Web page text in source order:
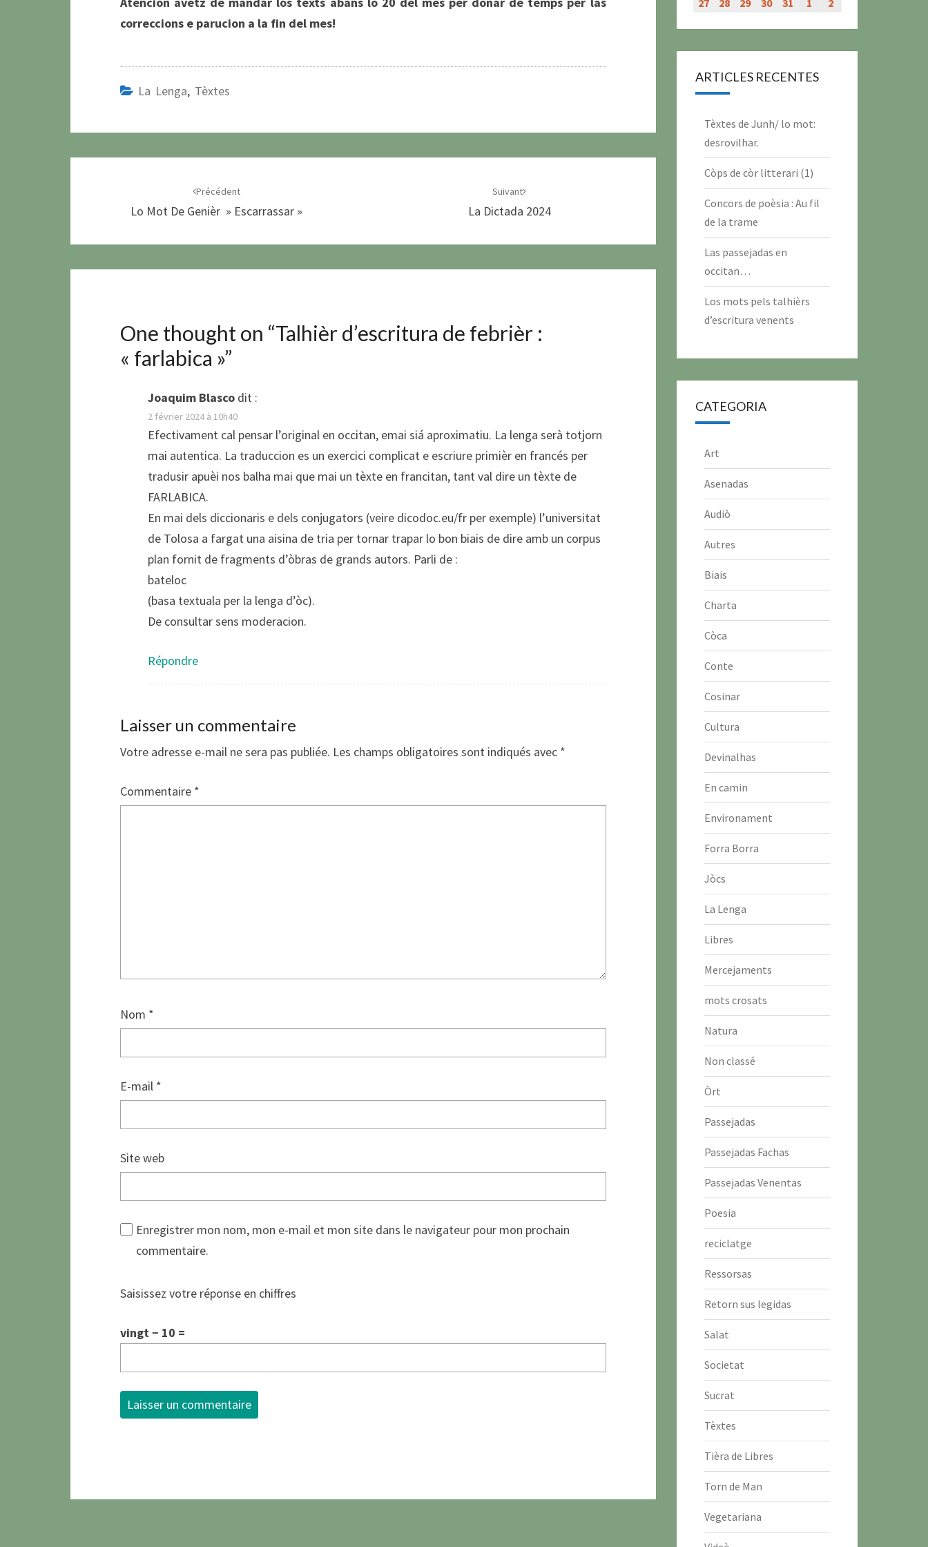
correccions e parucion a la fin del mes!
La Lenga, Tèxtes
Précédent
Lo Mot De Genièr » Escarrassar »
Suivant
La Dictada 2024
One thought on “Talhièr d’escritura de febrièr :
« farlabica »”
Joaquim Blasco dit :
2 février 2024 à 10h40
Efectivament cal pensar l’original en occitan, emai siá aproximatiu. La lenga serà totjorn
mai autentica. La traduccion es un exercici complicat e escriure primièr en francés per
tradusir apuèi nos balha mai que mai un tèxte en francitan, tant val dire un tèxte de
FARLABICA.
En mai dels diccionaris e dels conjugators (veire dicodoc.eu/fr per exemple) l’universitat
de Tolosa a fargat una aisina de tria per tornar trapar lo bon biais de dire amb un corpus
plan fornit de fragments d’òbras de grands autors. Parli de :
bateloc
(basa textuala per la lenga d’òc).
De consultar sens moderacion.
Répondre
Laisser un commentaire
Votre adresse e-mail ne sera pas publiée. Les champs obligatoires sont indiqués avec *
Commentaire *
Nom *
E-mail *
Site web
Enregistrer mon nom, mon e-mail et mon site dans le navigateur pour mon prochain
commentaire.
Saisissez votre réponse en chiffres
vingt − 10 =
ARTICLES RECENTES
Tèxtes de Junh/ lo mot:
desrovilhar.
Còps de còr litterari (1)
Concors de poèsia : Au fil
de la trame
Las passejadas en
occitan…
Los mots pels talhièrs
d’escritura venents
CATEGORIA
Art
Asenadas
Audiò
Autres
Biais
Charta
Còca
Conte
Cosinar
Cultura
Devinalhas
En camin
Environament
Forra Borra
Jòcs
La Lenga
Libres
Mercejaments
mots crosats
Natura
Non classé
Òrt
Passejadas
Passejadas Fachas
Passejadas Venentas
Poesia
reciclatge
Ressorsas
Retorn sus legidas
Salat
Societat
Sucrat
Tèxtes
Tièra de Libres
Torn de Man
Vegetariana